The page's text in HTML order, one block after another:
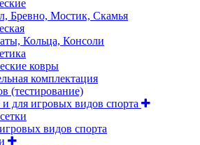
Бревно, Мостик, Скамья
Кольца, Консоли
ковры
комплектация
(тестирование)
для игровых видов спорта
видов спорта